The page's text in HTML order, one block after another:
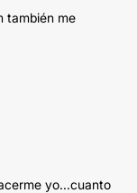
también me
yo...cuanto